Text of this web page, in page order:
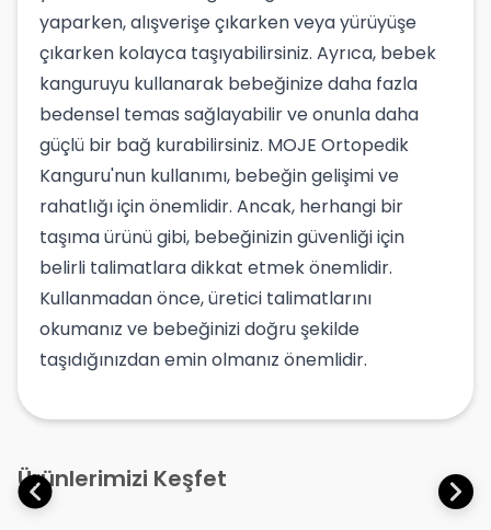
yaparken, alışverişe çıkarken veya yürüyüşe
çıkarken kolayca taşıyabilirsiniz. Ayrıca, bebek
kanguruyu kullanarak bebeğinize daha fazla
bedensel temas sağlayabilir ve onunla daha
güçlü bir bağ kurabilirsiniz. MOJE Ortopedik
Kanguru'nun kullanımı, bebeğin gelişimi ve
rahatlığı için önemlidir. Ancak, herhangi bir
taşıma ürünü gibi, bebeğinizin güvenliği için
belirli talimatlara dikkat etmek önemlidir.
Kullanmadan önce, üretici talimatlarını
okumanız ve bebeğinizi doğru şekilde
taşıdığınızdan emin olmanız önemlidir.
Ürünlerimizi Keşfet